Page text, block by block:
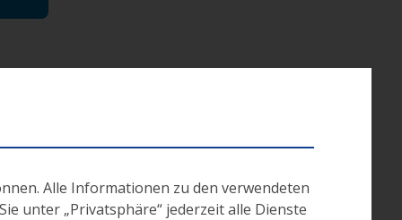
Alle Informationen zu den verwendeten
unter „Privatsphäre“ jederzeit alle Dienste